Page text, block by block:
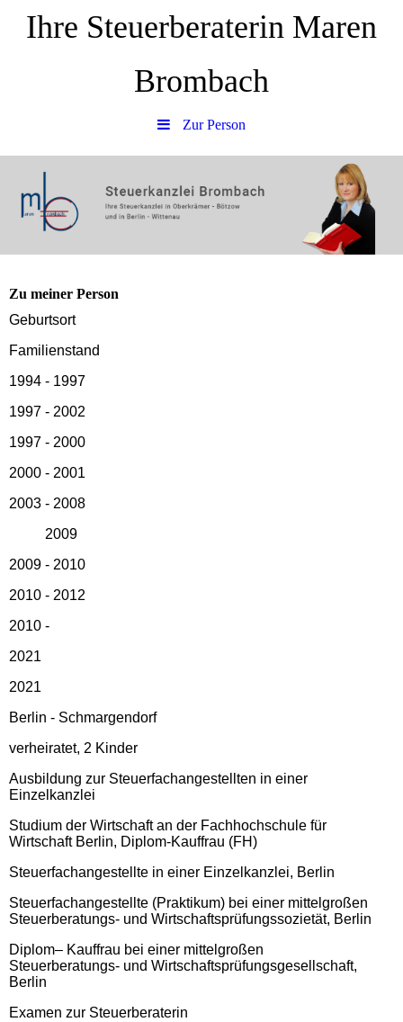
Ihre Steuerberaterin Maren
Brombach
Zur Person
Zu meiner Person
Geburtsort
Familienstand
1994 - 1997
1997 - 2002
1997 - 2000
2000 - 2001
2003 - 2008
2009
2009 - 2010
2010 - 2012
2010 -
2021
2021
Berlin - Schmargendorf
verheiratet, 2 Kinder
Ausbildung zur Steuerfachangestellten in einer
Einzelkanzlei
Studium der Wirtschaft an der Fachhochschule für
Wirtschaft Berlin, Diplom-Kauffrau (FH)
Steuerfachangestellte in einer Einzelkanzlei, Berlin
Steuerfachangestellte (Praktikum) bei einer mittelgroßen
Steuerberatungs- und Wirtschaftsprüfungssozietät, Berlin
Diplom– Kauffrau bei einer mittelgroßen
Steuerberatungs- und Wirtschaftsprüfungsgesellschaft,
Berlin
Examen zur Steuerberaterin